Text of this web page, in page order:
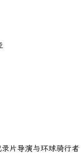
片导演与环球骑行者